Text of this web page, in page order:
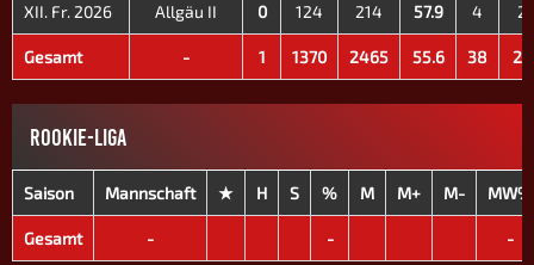
XII. Fr. 2026 Allgäu II 0 124 214 57.9 4 2
Gesamt - 1 1370 2465 55.6 38 25
ROOKIE-LIGA
Saison Mannschaft ★ H S % M M+ M- MW%
Gesamt - - -